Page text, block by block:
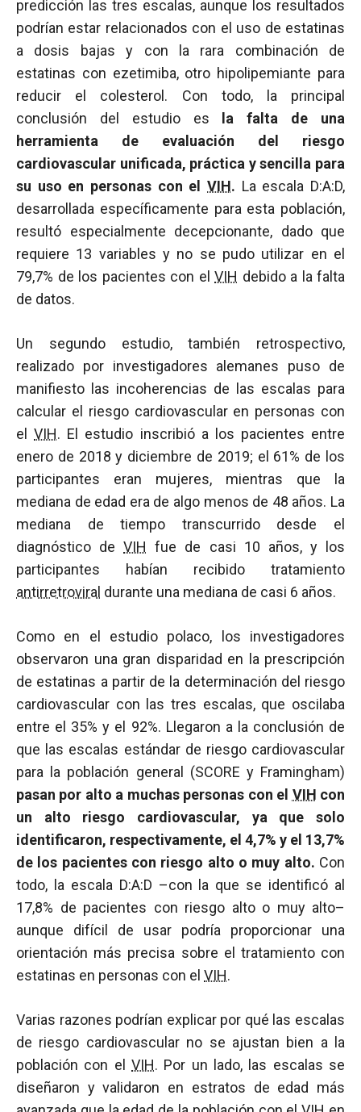
predicción las tres escalas, aunque los resultados
podrían estar relacionados con el uso de estatinas
a dosis bajas y con la rara combinación de
estatinas con ezetimiba, otro hipolipemiante para
reducir el colesterol. Con todo, la principal
conclusión del estudio es
la falta de una
herramienta de evaluación del riesgo
cardiovascular unificada, práctica y sencilla para
su uso en personas con el VIH. La escala D:A:D,
desarrollada específicamente para esta población,
resultó especialmente decepcionante, dado que
requiere 13 variables y no se pudo utilizar en el
79,7% de los pacientes con el VIH debido a la falta
de datos.
Un segundo estudio, también retrospectivo,
realizado por investigadores alemanes puso de
manifiesto las incoherencias de las escalas para
calcular el riesgo cardiovascular en personas con
elVIH. El estudio inscribió a los pacientes entre
enero de 2018 y diciembre de 2019; el 61% de los
participantes eran mujeres, mientras que la
mediana de edad era de algo menos de 48 años. La
mediana de tiempo transcurrido desde el
diagnóstico deVIH fue de casi 10 años, y los
participantes habían recibido tratamiento
antirretroviral durante una mediana de casi 6 años.
Como en el estudio polaco, los investigadores
observaron una gran disparidad en la prescripción
de estatinas a partir de la determinación del riesgo
cardiovascular con las tres escalas, que oscilaba
entre el 35% y el 92%. Llegaron a la conclusión de
que las escalas estándar de riesgo cardiovascular
para la población general (SCORE y Framingham)
pasan por alto a muchas personas con el VIH con
un alto riesgo cardiovascular, ya que solo
identificaron, respectivamente, el 4,7% y el 13,7%
de los pacientes con riesgo alto o muy alto. Con
todo, la escala D:A:D –con la que se identificó al
17,8% de pacientes con riesgo alto o muy alto–
aunque difícil de usar podría proporcionar una
orientación más precisa sobre el tratamiento con
estatinas en personas con el VIH.
Varias razones podrían explicar por qué las escalas
de riesgo cardiovascular no se ajustan bien a la
población con el VIH. Por un lado, las escalas se
diseñaron y validaron en estratos de edad más